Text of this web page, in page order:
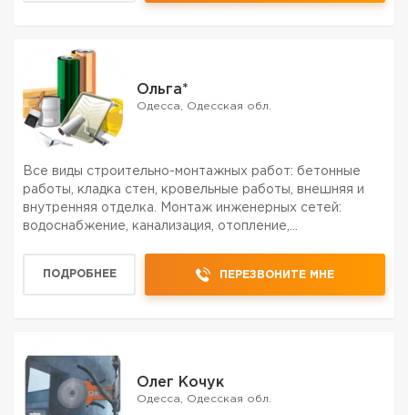
Ольга*
Одесса, Одесская обл.
Все виды строительно-монтажных работ: бетонные
работы, кладка стен, кровельные работы, внешняя и
внутренняя отделка. Монтаж инженерных сетей:
водоснабжение, канализация, отопление,
малярные работы: выравнивани...
ПОДРОБНЕЕ ПЕРЕЗВОНИТЕ МНЕ
Олег Кочук
Одесса, Одесская обл.